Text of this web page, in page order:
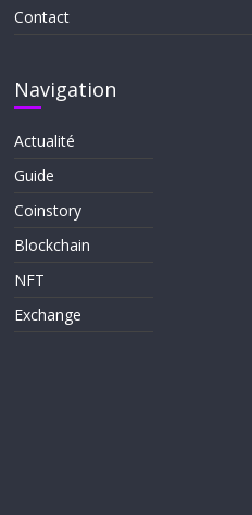
Contact
Navigation
Actualité
Guide
Coinstory
Blockchain
NFT
Exchange